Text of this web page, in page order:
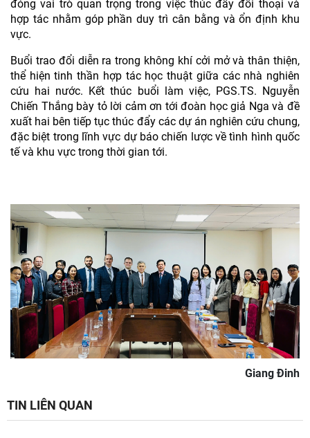
đóng vai trò quan trọng trong việc thúc đẩy đối thoại và
hợp tác nhằm góp phần duy trì cân bằng và ổn định khu
vực.
Buổi trao đổi diễn ra trong không khí cởi mở và thân thiện,
thể hiện tinh thần hợp tác học thuật giữa các nhà nghiên
cứu hai nước. Kết thúc buổi làm việc, PGS.TS. Nguyễn
Chiến Thắng bày tỏ lời cảm ơn tới đoàn học giả Nga và đề
xuất hai bên tiếp tục thúc đẩy các dự án nghiên cứu chung,
đặc biệt trong lĩnh vực dự báo chiến lược về tình hình quốc
tế và khu vực trong thời gian tới.
Giang Đinh
TIN LIÊN QUAN